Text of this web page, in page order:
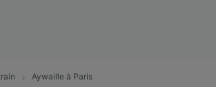
Aywaille à Paris
mesure de